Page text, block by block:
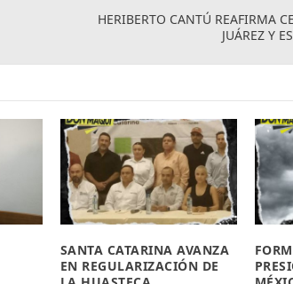
HERIBERTO CANTÚ REAFIRMA
JUÁREZ Y
SANTA CATARINA AVANZA
EN REGULARIZACIÓN DE